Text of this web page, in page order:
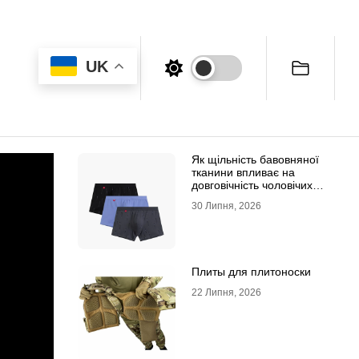
UK
Як щільність бавовняної
тканини впливає на
довговічність чоловічих
30 Липня, 2026
Плиты для плитоноски
22 Липня, 2026